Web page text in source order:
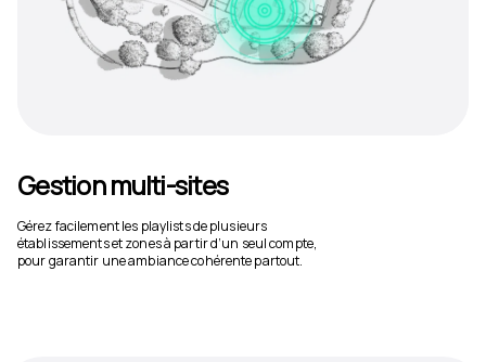
Gestion multi-sites
Gérez facilement les playlists de plusieurs
établissements et zones à partir d’un seul compte,
pour garantir une ambiance cohérente partout.